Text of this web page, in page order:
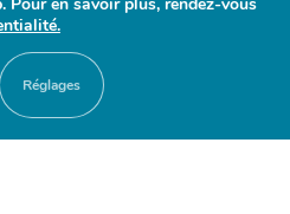
Réglages